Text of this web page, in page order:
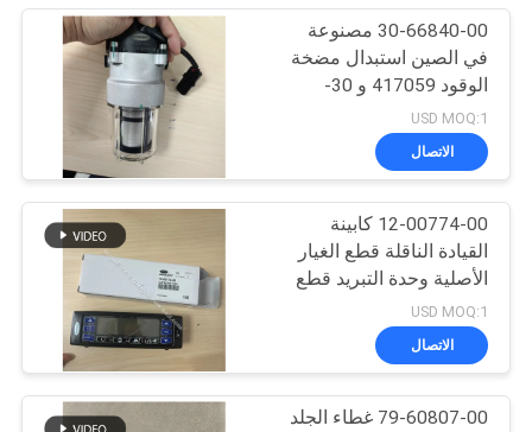
قطع غيار التبريد
الناقل
مبردة الملك الحراري
شاحنة
2
30-66840-00 مصنوعة
في الصين استبدال مضخة
الوقود 417059 و 30-
الولايات المتحدة الآن إلغاء
USD MOQ:1
الاتصال
12-00774-00 كابينة
القيادة الناقلة قطع الغيار
الأصلية وحدة التبريد قطع
750 850
USD MOQ:1
الاتصال
79-60807-00 غطاء الجلد